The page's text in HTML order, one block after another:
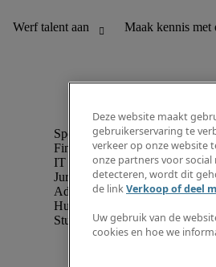
Finance en boekhouding
IT en digital
Juridisch
Administratie en office support
Human resources
Student
Deze website maakt
gebruikerservaring te
verkeer op onze website
onze partners voor social
detecteren, wordt dit
de linkVerkoop of deel
Uw gebruik van de
cookies en hoe we